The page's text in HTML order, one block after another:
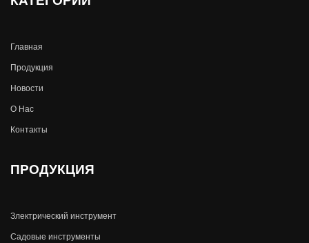
Главная
Продукция
Новости
О Hас
Контакты
ПРОДУКЦИЯ
Злектрический инструмент
Садовые инструменты